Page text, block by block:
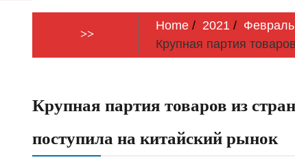
>>
Home 2021 Февраль
Крупная партия
Крупная партия товаров из
поступила на китайский рынок